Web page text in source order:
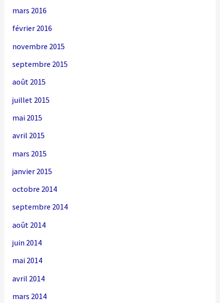
mars 2016
février 2016
novembre 2015
septembre 2015
août 2015
juillet 2015
mai 2015
avril 2015
mars 2015
janvier 2015
octobre 2014
septembre 2014
août 2014
juin 2014
mai 2014
avril 2014
mars 2014